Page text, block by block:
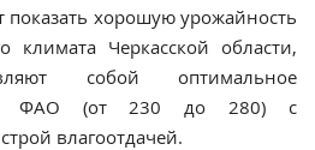
показать хорошую урожайность
климата Черкасской области,
собой оптимальное
ФАО (от 230 до 280) с
влагоотдачей.